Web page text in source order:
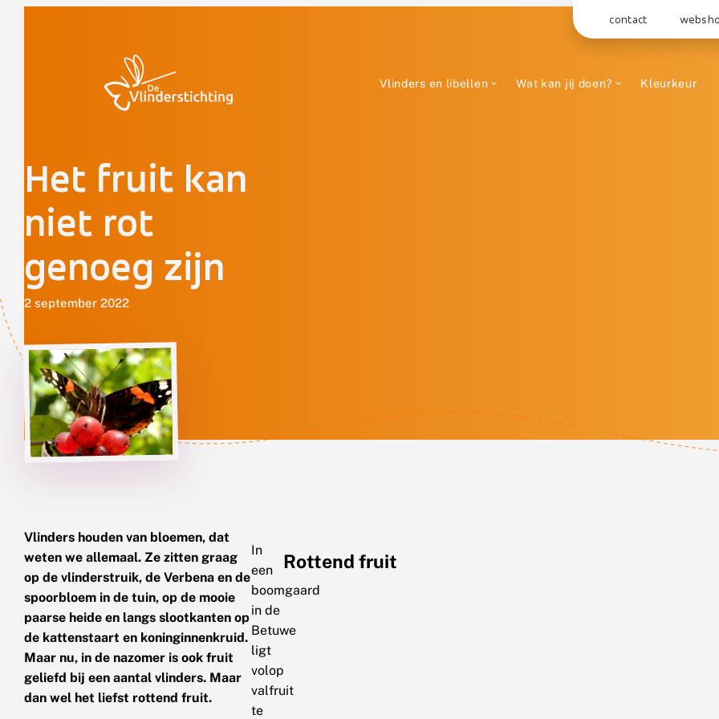
contact
Vlinders en libellen Wat kan jij doen? Kleurkeur
Het fruit kan
niet rot
genoeg zijn
2 september 2022
Vlinders houden van bloemen, dat
weten we allemaal. Ze zitten graag
op de vlinderstruik, de Verbena en de
spoorbloem in de tuin, op de mooie
paarse heide en langs slootkanten op
de kattenstaart en koninginnenkruid.
Maar nu, in de nazomer is ook fruit
geliefd bij een aantal vlinders. Maar
dan wel het liefst rottend fruit.
In
een
boomgaard
in de
Betuwe
ligt
volop
valfruit
te
Rottend fruit